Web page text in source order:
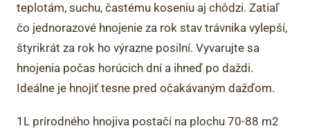
teplotám, suchu, častému koseniu aj chôdzi. Zatiaľ
čo jednorazové hnojenie za rok stav trávnika vylepší,
štyrikrát za rok ho výrazne posilní. Vyvarujte sa
hnojenia počas horúcich dní a ihneď po daždi.
Ideálne je hnojiť tesne pred očakávaným dažďom.
1L prírodného hnojiva postačí na plochu 70-88 m2